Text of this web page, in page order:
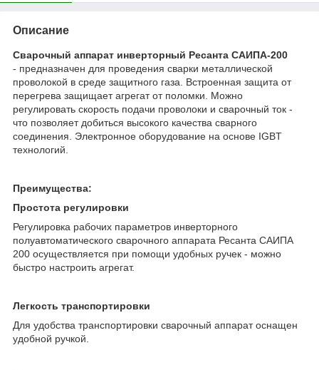
Описание
Сварочный аппарат инверторный Ресанта САИПА-200
- предназначен для проведения сварки металлической
проволокой в среде защитного газа. Встроенная защита от
перегрева защищает агрегат от поломки. Можно
регулировать скорость подачи проволоки и сварочный ток -
что позволяет добиться высокого качества сварного
соединения. Электронное оборудование на основе IGBT
технологий.
Преимущества:
Простота регулировки
Регулировка рабочих параметров инверторного
полуавтоматического сварочного аппарата Ресанта САИПА
200 осуществляется при помощи удобных ручек - можно
быстро настроить агрегат.
Легкость транспортировки
Для удобства транспортировки сварочный аппарат оснащен
удобной ручкой.